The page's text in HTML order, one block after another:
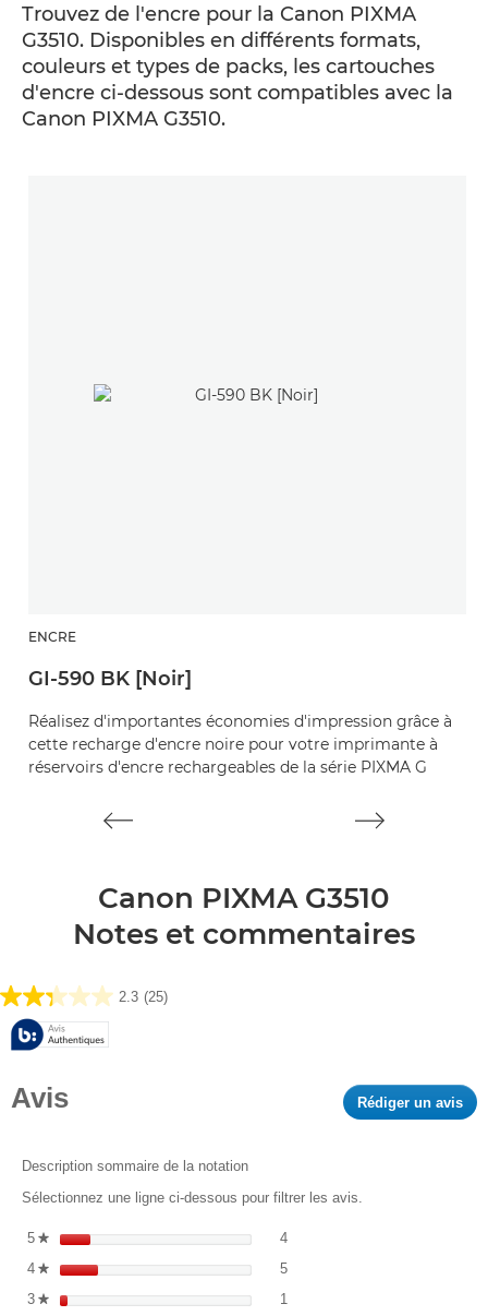
Trouvez de l'encre pour la Canon PIXMA
G3510. Disponibles en différents formats,
couleurs et types de packs, les cartouches
d'encre ci-dessous sont compatibles avec la
Canon PIXMA G3510.
ENCRE
GI-590 BK [Noir]
Réalisez d'importantes économies d'impression grâce à
cette recharge d'encre noire pour votre imprimante à
réservoirs d'encre rechargeables de la série PIXMA G
Canon PIXMA G3510
Notes et commentaires
2.3 (25)
2.3
sur
25Avis Rédiger un avis
Description sommaire de la notation
Sélectionnez une ligne ci-dessous pour filtrer les avis.
5 ★étoiles 4
4 ★étoiles 5
3 ★étoiles 1